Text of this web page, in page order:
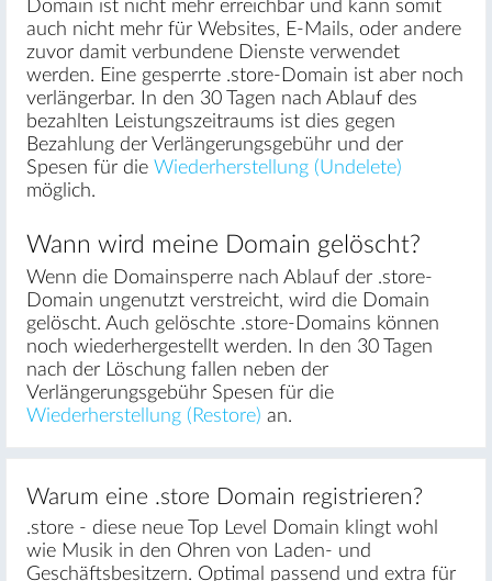
Domain ist nicht mehr erreichbar und kann somit
auch nicht mehr für Websites, E-Mails, oder andere
zuvor damit verbundene Dienste verwendet
werden. Eine gesperrte .store-Domain ist aber noch
verlängerbar. In den 30 Tagen nach Ablauf des
bezahlten Leistungszeitraums ist dies gegen
Bezahlung der Verlängerungsgebühr und der
Spesen für die Wiederherstellung (Undelete)
möglich.
Wann wird meine Domain gelöscht?
Wenn die Domainsperre nach Ablauf der .store-
Domain ungenutzt verstreicht, wird die Domain
gelöscht. Auch gelöschte .store-Domains können
noch wiederhergestellt werden. In den 30 Tagen
nach der Löschung fallen neben der
Verlängerungsgebühr Spesen für die
Wiederherstellung (Restore) an.
Warum eine .store Domain registrieren?
.store - diese neue Top Level Domain klingt wohl
wie Musik in den Ohren von Laden- und
Geschäftsbesitzern. Optimal passend und extra für